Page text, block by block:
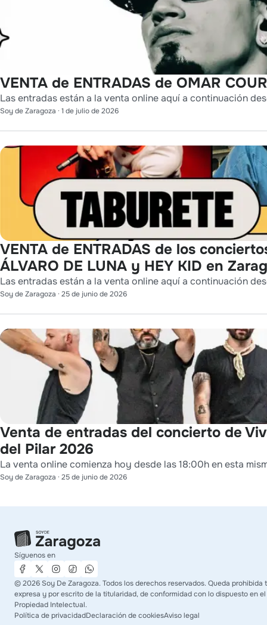
VENTA de ENTRADAS de OMAR
Las entradas están a la venta online aquí a continuación
Soy de Zaragoza · 1 de julio de 2026
VENTA de ENTRADAS de los
ÁLVARO DE LUNA y HEY KID en
Las entradas están a la venta online aquí a continuación
Soy de Zaragoza · 25 de junio de 2026
Venta de entradas del concierto de
del Pilar 2026
La venta online comienza hoy desde las 18:00h en esta
Soy de Zaragoza · 25 de junio de 2026
Síguenos en
©2026 Soy De Zaragoza. Todos los derechos reservados. Queda
expresa y por escrito de la titularidad, de conformidad con lo dispuesto en
Propiedad Intelectual.
Política de privacidadDeclaración de cookiesAviso legal